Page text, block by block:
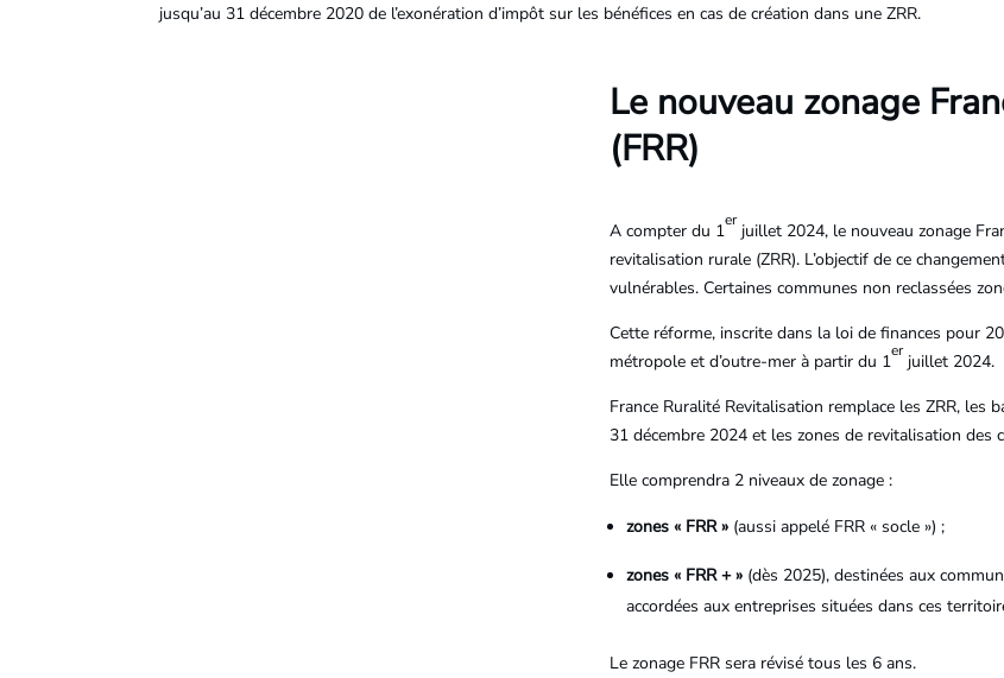
jusqu’au 31 décembre 2020 de l’exonération d’impôt sur les bénéfices en cas de création dans une ZRR.
Le nouveau zonage
(FRR)
A compter du 1er juillet 2024, le nouveau zonage
revitalisation rurale (ZRR). L’objectif de ce
vulnérables. Certaines communes non reclassées
Cette réforme, inscrite dans la loi de finances pour
métropole et d’outre-mer à partir du 1er juillet 2024.
France Ruralité Revitalisation remplace les ZRR, les
31 décembre 2024 et les zones de revitalisation des
Elle comprendra 2 niveaux de zonage :
zones « FRR »(aussi appelé FRR « socle ») ;
zones « FRR + »(dès 2025), destinées aux
accordées aux entreprises situées dans ces
Le zonage FRR sera révisé tous les 6 ans.